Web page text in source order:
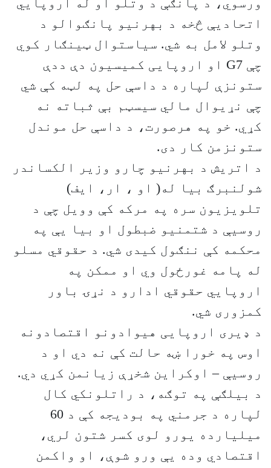
ورسوي، د پانګې د وتلو او له اروپايي
اتحادیې څخه د بهرنیو پانګوالو د
وتلو لامل به شي. سیاستوال ټینګار کوي
چې G7 او اروپایی کمیسیون دې ددې
ستونزې لپاره د داسې حل په لټه کې شي
چې نړیوال مالي سیسټم بې ثباته نه
کړي. خو په هرصورت، د داسې حل موندل
ستونزمن کار دی.
د اتریش د بهرنیو چارو وزیر الکساندر
شولنبرګ بيا له( او ، ار، ايف)
تلویزیون سره په مرکه کې وویل چې د
روسیې د شتمنیو ضبطول او بيا يې په
محکمه کې ننګول کیدی شي. د حقوقي مسلو
له پامه غورځول وي او ممکن په
اروپايي حقوقي ادارو د نړۍ باور
کمزوری شي.
د ډیری اروپایی هیوادونو اقتصادونه
اوس په خورا ښه حالت کې نه دي او د
روسيې – اوکراين شخړې زیانمن کړي دي.
د بیلګې په توګه، د راتلونکي کال
لپاره د جرمني په بودیجه کې د 60
ميليارده یورو لوی کسر شتون لري،
اقتصادي وده یې ورو شوې، او واکمن